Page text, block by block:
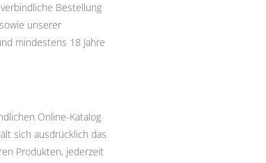
Bestellung
unserer
mindestens 18 Jahre
Online-Katalog
sich ausdrücklich das
Produkten, jederzeit